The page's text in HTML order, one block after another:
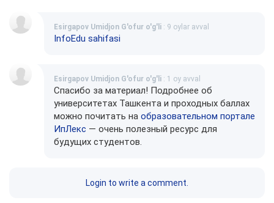
Esirgapov Umidjon G'ofur o'g'li : 9 oylar avval
InfoEdu sahifasi
Esirgapov Umidjon G'ofur o'g'li : 1 oy avval
Спасибо за материал! Подробнее об
университетах Ташкента и проходных баллах
можно почитать на образовательном портале
ИпЛекс — очень полезный ресурс для
будущих студентов.
Login to write a comment.